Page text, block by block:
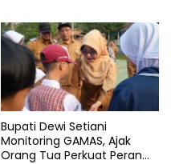
Bupati Dewi Setiani
Monitoring GAMAS, Ajak
Orang Tua Perkuat Peran